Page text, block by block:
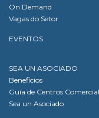
On Demand
Vagas do Setor
EVENTOS
SEA UN ASOCIADO
Beneficios
Guía de Centros
Sea un Asociado